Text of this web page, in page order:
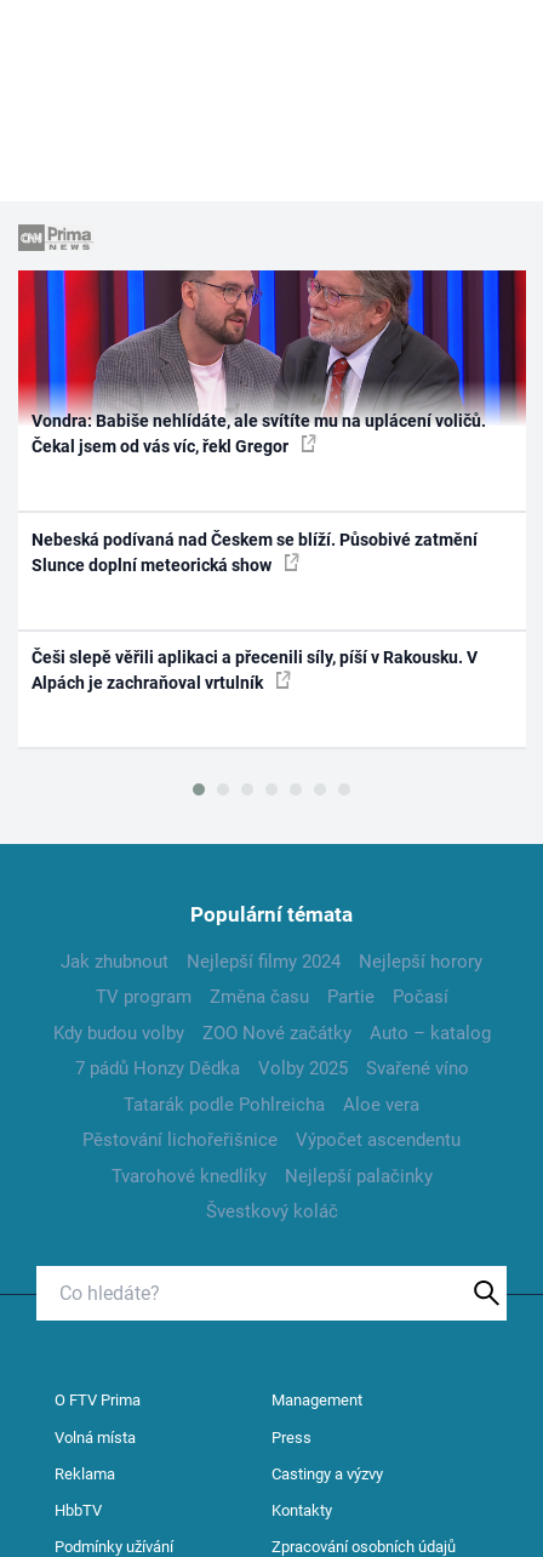
Vondra: Babiše nehlídáte, ale svítíte mu na uplácení voličů.
Čekal jsem od vás víc, řekl Gregor
Nebeská podívaná nad Českem se blíží. Působivé zatmění
Slunce doplní meteorická show
Češi slepě věřili aplikaci a přecenili síly, píší v Rakousku. V
Alpách je zachraňoval vrtulník
Populární témata
Jak zhubnout Nejlepší filmy 2024
Nejlepší horory
TV program
Změna času Partie
Počasí
Kdy budou volby
ZOO Nové začátky
Auto – katalog
7 pádů Honzy Dědka
Volby 2025
Svařené víno
Tatarák podle Pohlreicha
Aloe vera
Pěstování lichořeřišnice
Výpočet ascendentu
Tvarohové knedlíky
Nejlepší palačinky
Švestkový koláč
O FTV Prima Management
Volná místa Press
Reklama Castingy a výzvy
HbbTV Kontakty
Podmínky užívání Zpracování osobních údajů